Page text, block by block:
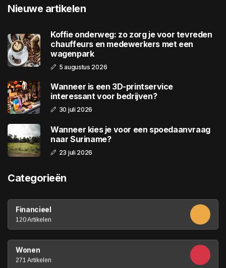
Nieuwe artikelen
Koffie onderweg: zo zorg je voor tevreden
chauffeurs en medewerkers met een
wagenpark
5 augustus 2026
Wanneer is een 3D-printservice
interessant voor bedrijven?
30 juli 2026
Wanneer kies je voor een spoedaanvraag
naar Suriname?
23 juli 2026
Categorieën
Financieel
120 Artikelen
Wonen
271 Artikelen